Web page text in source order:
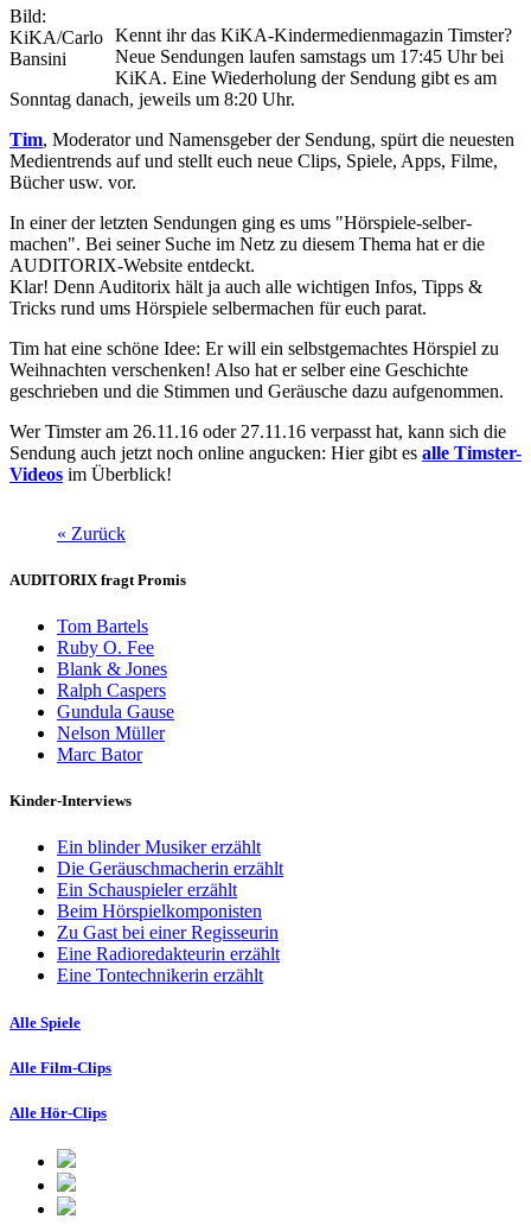
Bild:
KiKA/Carlo
Bansini
Kennt ihr das KiKA-Kindermedienmagazin Timster?
Neue Sendungen laufen samstags um 17:45 Uhr bei
KiKA. Eine Wiederholung der Sendung gibt es am
Sonntag danach, jeweils um 8:20 Uhr.
Tim, Moderator und Namensgeber der Sendung, spürt die neuesten
Medientrends auf und stellt euch neue Clips, Spiele, Apps, Filme,
Bücher usw. vor.
In einer der letzten Sendungen ging es ums "Hörspiele-selber-
machen". Bei seiner Suche im Netz zu diesem Thema hat er die
AUDITORIX-Website entdeckt.
Klar! Denn Auditorix hält ja auch alle wichtigen Infos, Tipps &
Tricks rund ums Hörspiele selbermachen für euch parat.
Tim hat eine schöne Idee: Er will ein selbstgemachtes Hörspiel zu
Weihnachten verschenken! Also hat er selber eine Geschichte
geschrieben und die Stimmen und Geräusche dazu aufgenommen.
Wer Timster am 26.11.16 oder 27.11.16 verpasst hat, kann sich die
Sendung auch jetzt noch online angucken: Hier gibt es alle Timster-
Videos im Überblick!
« Zurück
AUDITORIX fragt Promis
Tom Bartels
Ruby O. Fee
Blank & Jones
Ralph Caspers
Gundula Gause
Nelson Müller
Marc Bator
Kinder-Interviews
Ein blinder Musiker erzählt
Die Geräuschmacherin erzählt
Ein Schauspieler erzählt
Beim Hörspielkomponisten
Zu Gast bei einer Regisseurin
Eine Radioredakteurin erzählt
Eine Tontechnikerin erzählt
Alle Spiele
Alle Film-Clips
Alle Hör-Clips